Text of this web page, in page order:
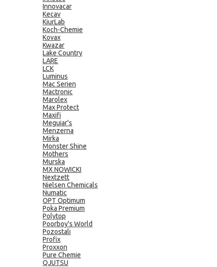
Innovacar
Kecav
KiurLab
Koch-Chemie
Kovax
Kwazar
Lake Country
LARE
LCK
Luminus
Mac Serien
Mactronic
Marolex
Max Protect
Maxifi
Meguiar's
Menzerna
Mirka
Monster Shine
Mothers
Murska
MX NOWICKI
Nextzett
Nielsen Chemicals
Numatic
OPT Optimum
Poka Premium
Polytop
Poorboy's World
Pozostali
Profix
Proxxon
Pure Chemie
QJUTSU